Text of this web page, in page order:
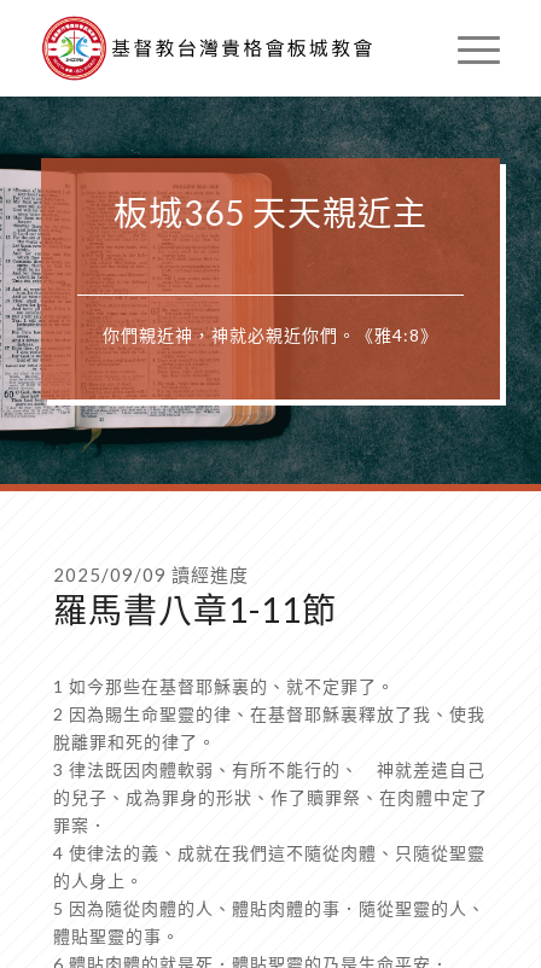
板城365 天天親近主
你們親近神，神就必親近你們。《雅4:8》
2025/09/09 讀經進度
羅馬書八章1-11節
1 如今那些在基督耶穌裏的、就不定罪了。
2 因為賜生命聖靈的律、在基督耶穌裏釋放了我、使我
脫離罪和死的律了。
3 律法既因肉體軟弱、有所不能行的、 神就差遣自己
的兒子、成為罪身的形狀、作了贖罪祭、在肉體中定了
罪案．
4 使律法的義、成就在我們這不隨從肉體、只隨從聖靈
的人身上。
5 因為隨從肉體的人、體貼肉體的事．隨從聖靈的人、
體貼聖靈的事。